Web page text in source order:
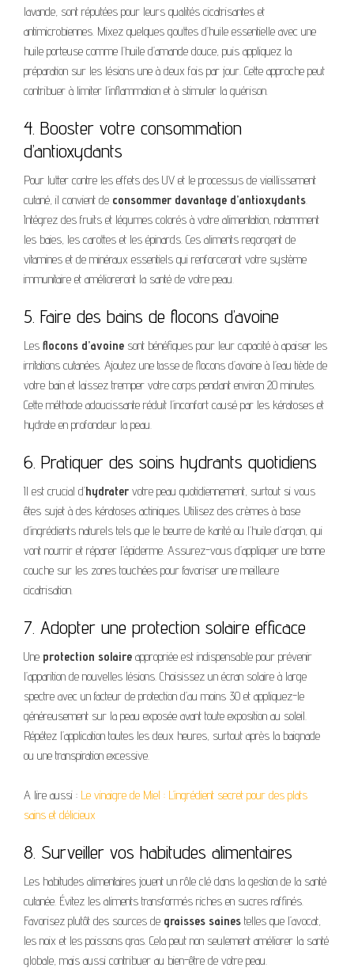
lavande, sont réputées pour leurs qualités cicatrisantes et
antimicrobiennes. Mixez quelques gouttes d’huile essentielle avec une
huile porteuse comme l’huile d’amande douce, puis appliquez la
préparation sur les lésions une à deux fois par jour. Cette approche peut
contribuer à limiter l’inflammation et à stimuler la guérison.
4. Booster votre consommation
d’antioxydants
Pour lutter contre les effets des UV et le processus de vieillissement
cutané, il convient de consommer davantage d’antioxydants.
Intégrez des fruits et légumes colorés à votre alimentation, notamment
les baies, les carottes et les épinards. Ces aliments regorgent de
vitamines et de minéraux essentiels qui renforceront votre système
immunitaire et amélioreront la santé de votre peau.
5. Faire des bains de flocons d’avoine
Les flocons d’avoine sont bénéfiques pour leur capacité à apaiser les
irritations cutanées. Ajoutez une tasse de flocons d’avoine à l’eau tiède de
votre bain et laissez tremper votre corps pendant environ 20 minutes.
Cette méthode adoucissante réduit l’inconfort causé par les kératoses et
hydrate en profondeur la peau.
6. Pratiquer des soins hydrants quotidiens
Il est crucial d’hydrater votre peau quotidiennement, surtout si vous
êtes sujet à des kératoses actiniques. Utilisez des crèmes à base
d’ingrédients naturels tels que le beurre de karité ou l’huile d’argan, qui
vont nourrir et réparer l’épiderme. Assurez-vous d’appliquer une bonne
couche sur les zones touchées pour favoriser une meilleure
cicatrisation.
7. Adopter une protection solaire efficace
Une protection solaire appropriée est indispensable pour prévenir
l’apparition de nouvelles lésions. Choisissez un écran solaire à large
spectre avec un facteur de protection d’au moins 30 et appliquez-le
généreusement sur la peau exposée avant toute exposition au soleil.
Répétez l’application toutes les deux heures, surtout après la baignade
ou une transpiration excessive.
A lire aussi : Le vinaigre de Miel : L’ingrédient secret pour des plats
sains et délicieux
8. Surveiller vos habitudes alimentaires
Les habitudes alimentaires jouent un rôle clé dans la gestion de la santé
cutanée. Évitez les aliments transformés riches en sucres raffinés.
Favorisez plutôt des sources de graisses saines telles que l’avocat,
les noix et les poissons gras. Cela peut non seulement améliorer la santé
globale, mais aussi contribuer au bien-être de votre peau.